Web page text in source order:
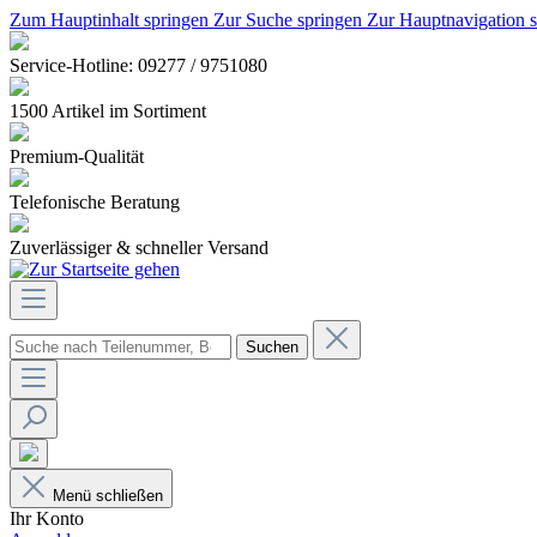
Zum Hauptinhalt springen Zur Suche springen Zur Hauptnavigation
Service-Hotline: 09277 / 9751080
1500 Artikel im Sortiment
Premium-Qualität
Telefonische Beratung
Zuverlässiger & schneller Versand
Suchen
Menü schließen
Ihr Konto